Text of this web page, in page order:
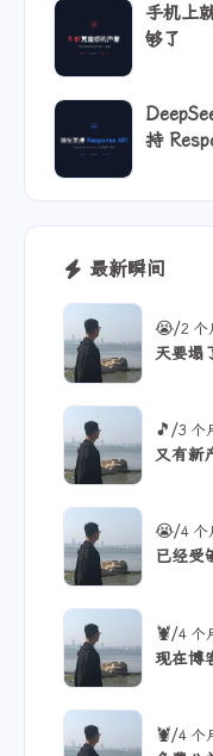
手机上
够了
持
最新瞬间
😭/2 个
天要塌
🎵/3 个
又有新
😭/4 个
已经受
🦞/4 个
现在博
🦞/4 个